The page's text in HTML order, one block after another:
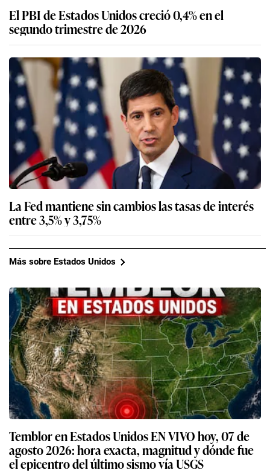
El PBI de Estados Unidos creció 0,4% en el
segundo trimestre de 2026
La Fed mantiene sin cambios las tasas de interés
entre 3,5% y 3,75%
Más sobre Estados Unidos
Temblor en Estados Unidos EN VIVO hoy, 07 de
agosto 2026: hora exacta, magnitud y dónde fue
el epicentro del último sismo vía USGS